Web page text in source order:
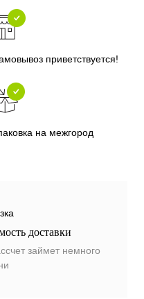
приветствуется!
на межгород
доставки
займет немного